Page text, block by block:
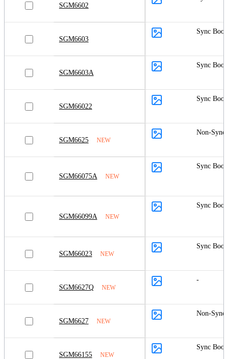
SGM6602
SGM6603
Sync
SGM6603A
Sync
SGM66022
Sync
SGM6625 NEW
Non-Sync
SGM66075A NEW
Sync
SGM66099A NEW
Sync
SGM66023 NEW
Sync
SGM6627Q NEW
-
SGM6627 NEW
Non-Sync
SGM66155 NEW
Sync